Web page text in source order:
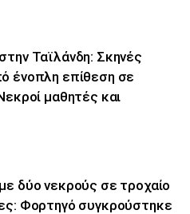
Ταϊλάνδη: Σκηνές
ένοπλη επίθεση σε
μαθητές και
δύο νεκρούς σε τροχαίο
Φορτηγό συγκρούστηκε